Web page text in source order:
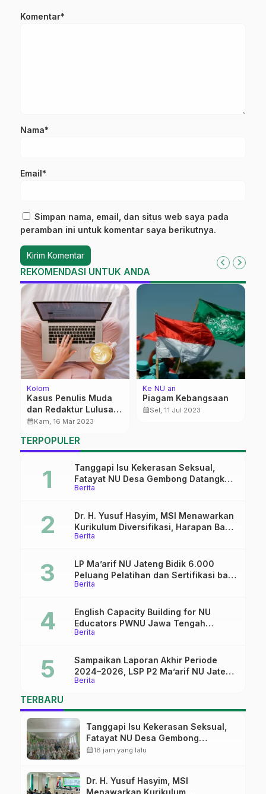
Komentar*
Nama*
Email*
Simpan nama, email, dan situs web saya pada
peramban ini untuk komentar saya berikutnya.
REKOMENDASI UNTUK ANDA
Kolom
Kasus Penulis Muda
dan Redaktur Lulusan
Rusia: Urgensi Basa-
calendar_monthKam, 16 Mar 2023
Ke NU an
Piagam Kebangsaan
calendar_monthSel, 11 Jul 2023
TERPOPULER
Berita
Tanggapi Isu Kekerasan Seksual,
Fatayat NU Desa Gembong Datangkan
Aktifis HAM
Berita
Dr. H. Yusuf Hasyim, MSI Menawarkan
Kurikulum Diversifikasi, Harapan Baru
dalam dunia pendidikan
Berita
LP Ma’arif NU Jateng Bidik 6.000
Peluang Pelatihan dan Sertifikasi bagi
Lulusan SMK
Berita
English Capacity Building for NU
Educators PWNU Jawa Tengah
Batch#4; Membuka Jalan Menuju
Berita
Sampaikan Laporan Akhir Periode
2024–2026, LSP P2 Ma’arif NU Jateng
Mantapkan Sinergi Link and Match
TERBARU
Tanggapi Isu Kekerasan Seksual,
Fatayat NU Desa Gembong
Datangkan Aktifis HAM
calendar_month18 jam yang lalu
Dr. H. Yusuf Hasyim, MSI
Menawarkan Kurikulum